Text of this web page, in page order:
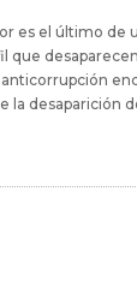
es el último de
que
la desaparición